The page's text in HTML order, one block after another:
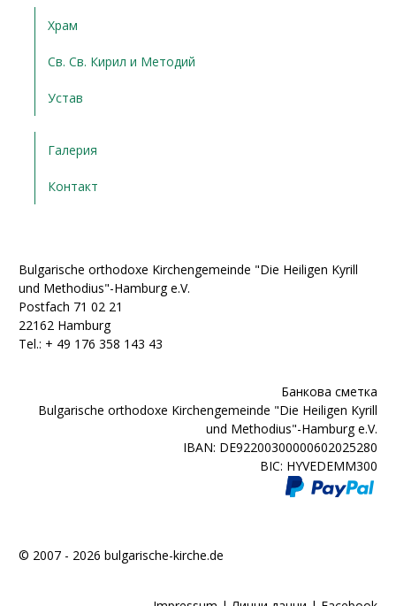
Храм
Св. Св. Кирил и Методий
Устав
Галерия
Контакт
Bulgarische orthodoxe Kirchengemeinde "Die Heiligen Kyrill
und Methodius"-Hamburg e.V.
Postfach 71 02 21
22162 Hamburg
Tel.: + ‭49 176 358 143 43‬
Банкова сметка
Bulgarische orthodoxe Kirchengemeinde "Die Heiligen Kyrill
und Methodius"-Hamburg e.V.
IBAN: DE92200300000602025280
BIC: HYVEDEMM300
© 2007 - 2026 bulgarische-kirche.de